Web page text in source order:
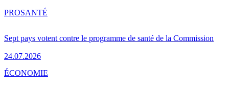
Sept pays votent contre le programme de santé de la Commission
24.07.2026
PROSANTÉ
ÉCONOMIE